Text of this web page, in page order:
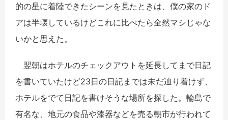
的の星に着陸できたシーンを見たときは、僕の家のド
アは半壊しているけどこれに比べたら全然マシじゃな
いかと思えた。
翌朝はホテルのチェックアウトを延長してまで日記
を書いていたけど23日の日記までは未だ辿り着けず、
ホテルをでて日記を書けそうな場所を探した。輪島で
有名な、地元の食品や漆器などを売る朝市が行われて